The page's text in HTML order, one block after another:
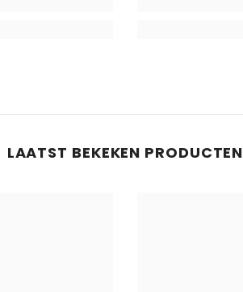
LAATST BEKEKEN PRODUCTEN